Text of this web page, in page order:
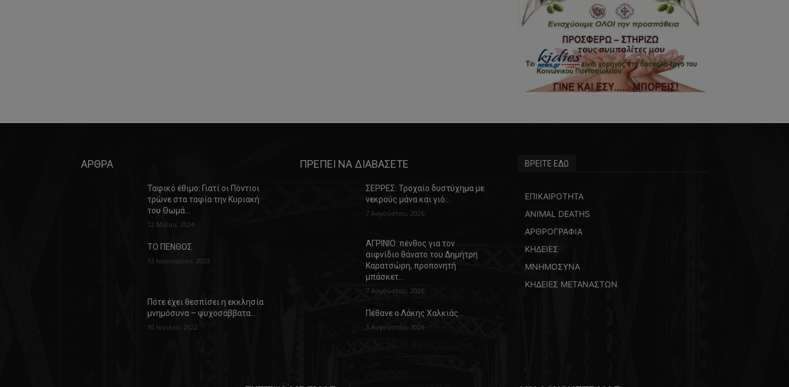
ΑΡΘΡΑ
Ταφικό έθιμο: Γιατί οι Πόντιοι
τρώνε στα ταφία την Κυριακή
του Θωμά…
12 Μαΐου, 2024
ΤΟ ΠΕΝΘΟΣ
13 Ιανουαρίου, 2023
Πότε έχει θεσπίσει η εκκλησία
μνημόσυνα – ψυχοσάββατα…
10 Ιουνίου, 2022
ΠΡΕΠΕΙ ΝΑ ΔΙΑΒΑΣΕΤΕ
ΣΕΡΡΕΣ: Τροχαίο δυστύχημα με
νεκρούς μάνα και γιό…
7 Αυγούστου, 2026
ΑΓΡΙΝΙΟ: πένθος για τον
αιφνίδιο θάνατο του Δημήτρη
Καρατσώρη, προπονητή
μπάσκετ…
7 Αυγούστου, 2026
Πέθανε ο Λάκης Χαλκιάς…
3 Αυγούστου, 2026
ΒΡΕΙΤΕ ΕΔΩ
ΕΠΙΚΑΙΡΟΤΗΤΑ
ANIMAL DEATHS
ΑΡΘΡΟΓΡΑΦΙΑ
ΚΗΔΕΙΕΣ
ΜΝΗΜΟΣΥΝΑ
ΚΗΔΕΙΕΣ ΜΕΤΑΝΑΣΤΩΝ